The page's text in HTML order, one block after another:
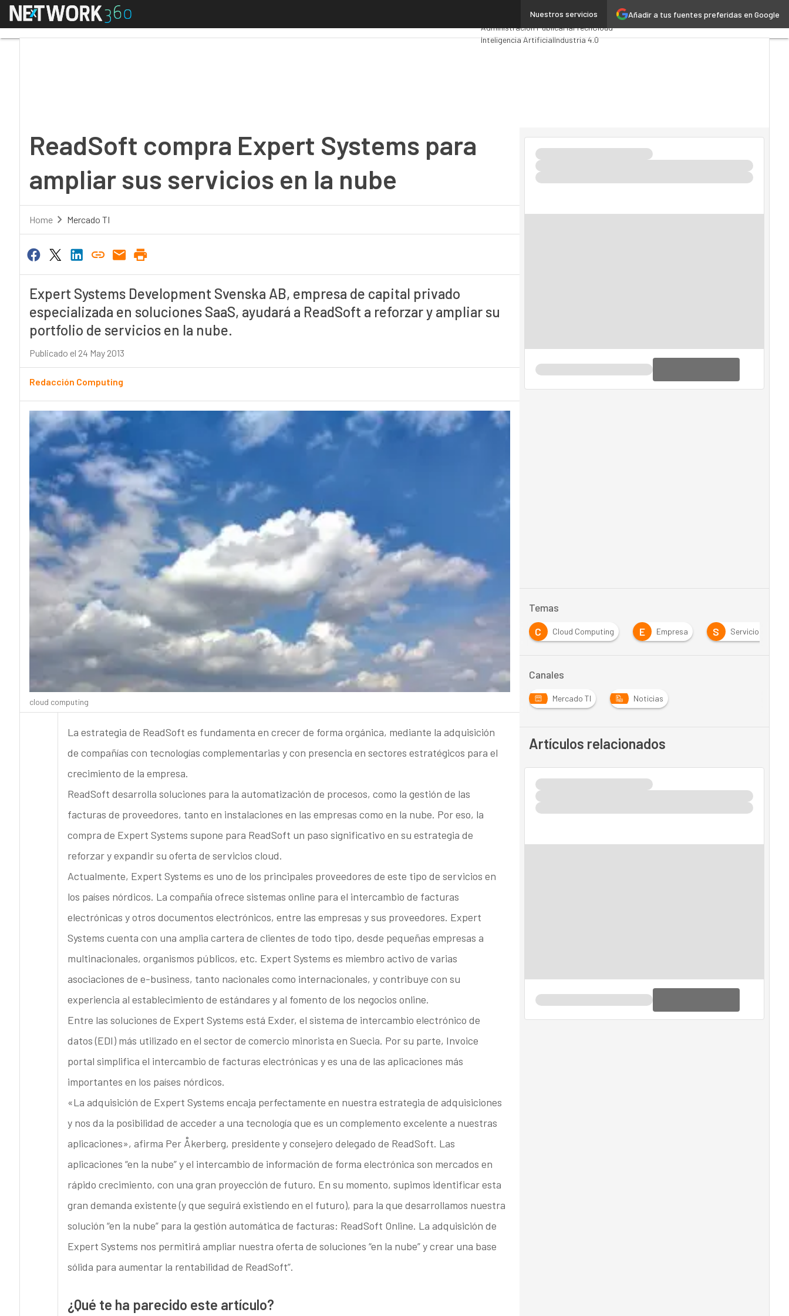
Añadir a tus fuentes preferidas en Google
Nuestros servicios
Menú Premios ComputingAnalytics
Administración PúblicaMarTechCloud
Inteligencia ArtificialIndustria 4.0
ReadSoft compra Expert Systems para
ampliar sus servicios en la nube
Home Mercado TI
Expert Systems Development Svenska AB, empresa de capital privado
especializada en soluciones SaaS, ayudará a ReadSoft a reforzar y ampliar su
portfolio de servicios en la nube.
Publicado el 24 May 2013
Redacción Computing
cloud computing
La estrategia de ReadSoft es fundamenta en crecer de forma orgánica, mediante la adquisición
de compañías con tecnologías complementarias y con presencia en sectores estratégicos para el
crecimiento de la empresa.
ReadSoft desarrolla soluciones para la automatización de procesos, como la gestión de las
facturas de proveedores, tanto en instalaciones en las empresas como en la nube. Por eso, la
compra de Expert Systems supone para ReadSoft un paso significativo en su estrategia de
reforzar y expandir su oferta de servicios cloud.
Actualmente, Expert Systems es uno de los principales proveedores de este tipo de servicios en
los países nórdicos. La compañía ofrece sistemas online para el intercambio de facturas
electrónicas y otros documentos electrónicos, entre las empresas y sus proveedores. Expert
Systems cuenta con una amplia cartera de clientes de todo tipo, desde pequeñas empresas a
multinacionales, organismos públicos, etc. Expert Systems es miembro activo de varias
asociaciones de e-business, tanto nacionales como internacionales, y contribuye con su
experiencia al establecimiento de estándares y al fomento de los negocios online.
Entre las soluciones de Expert Systems está Exder, el sistema de intercambio electrónico de
datos (EDI) más utilizado en el sector de comercio minorista en Suecia. Por su parte, Invoice
portal simplifica el intercambio de facturas electrónicas y es una de las aplicaciones más
importantes en los países nórdicos.
«La adquisición de Expert Systems encaja perfectamente en nuestra estrategia de adquisiciones
y nos da la posibilidad de acceder a una tecnología que es un complemento excelente a nuestras
aplicaciones», afirma Per Åkerberg, presidente y consejero delegado de ReadSoft. Las
aplicaciones “en la nube” y el intercambio de información de forma electrónica son mercados en
rápido crecimiento, con una gran proyección de futuro. En su momento, supimos identificar esta
gran demanda existente (y que seguirá existiendo en el futuro), para la que desarrollamos nuestra
solución “en la nube” para la gestión automática de facturas: ReadSoft Online. La adquisición de
Expert Systems nos permitirá ampliar nuestra oferta de soluciones “en la nube” y crear una base
sólida para aumentar la rentabilidad de ReadSoft”.
¿Qué te ha parecido este artículo?
Temas
C Cloud Computing E Empresa S Servicios TI
Canales
Mercado TI Noticias
Artículos relacionados